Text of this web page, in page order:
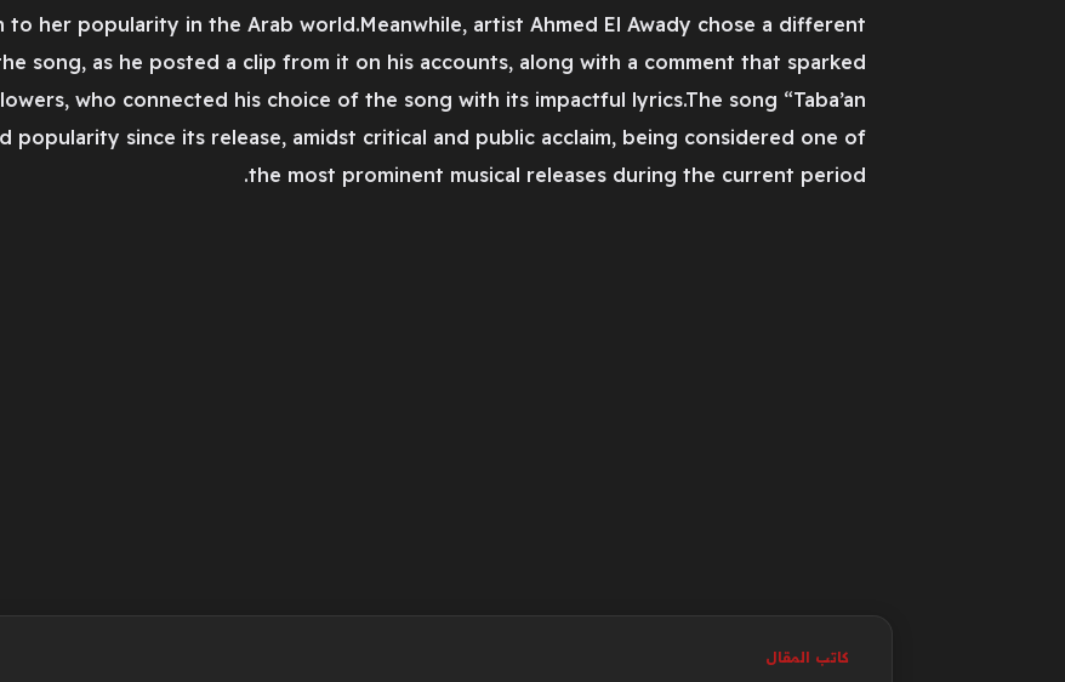
her popularity in the Arab world.Meanwhile, artist Ahmed El Awady chose a different
song, as he posted a clip from it on his accounts, along with a comment that sparked
who connected his choice of the song with its impactful lyrics.The song “Taba’an
popularity since its release, amidst critical and public acclaim, being considered one of
the most prominent musical releases during the current period.
كاتب المقال